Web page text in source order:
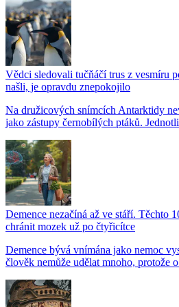
Vědci sledovali tučňáčí trus z vesmíru
našli, je opravdu znepokojilo
Na družicových snímcích Antarktidy
jako zástupy černobílých ptáků.
Demence nezačíná až ve stáří. Těchto
chránit mozek už po čtyřicítce
Demence bývá vnímána jako nemoc
člověk nemůže udělat mnoho, protože